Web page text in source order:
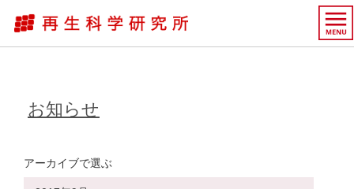
お知らせ
アーカイブで選ぶ